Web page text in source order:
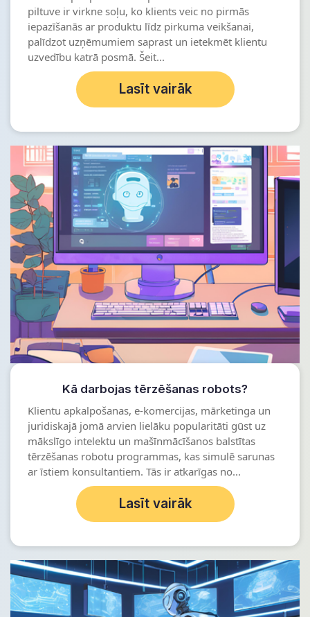
piltuve ir virkne soļu, ko klients veic no pirmās
iepazīšanās ar produktu līdz pirkuma veikšanai,
palīdzot uzņēmumiem saprast un ietekmēt klientu
uzvedību katrā posmā. Šeit...
Lasīt vairāk
Kā darbojas tērzēšanas robots?
Klientu apkalpošanas, e-komercijas, mārketinga un
juridiskajā jomā arvien lielāku popularitāti gūst uz
mākslīgo intelektu un mašīnmācīšanos balstītas
tērzēšanas robotu programmas, kas simulē sarunas
ar īstiem konsultantiem. Tās ir atkarīgas no...
Lasīt vairāk